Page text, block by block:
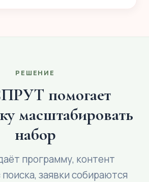
РЕШЕНИЕ
помогает
масштабировать
набор
программу, контент
заявки собираются